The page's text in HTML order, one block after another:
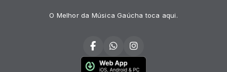
O Melhor da Música Gaúcha toca aqui.